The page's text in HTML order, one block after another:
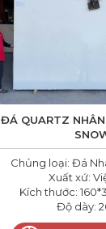
ĐÁ QUARTZ
Chủng loại: Đá
Xuất xứ:
Kích thước:
Độ dày: